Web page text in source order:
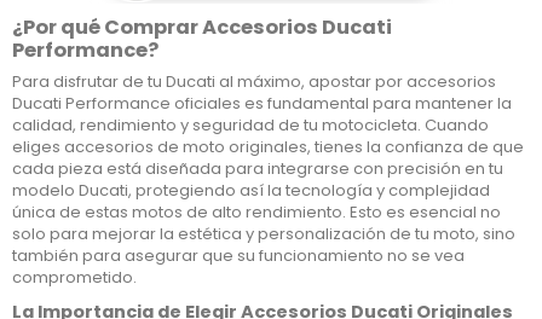
¿Por qué Comprar Accesorios Ducati
Performance?
Para disfrutar de tu Ducati al máximo, apostar por accesorios
Ducati Performance oficiales es fundamental para mantener la
calidad, rendimiento y seguridad de tu motocicleta. Cuando
eliges accesorios de moto originales, tienes la confianza de que
cada pieza está diseñada para integrarse con precisión en tu
modelo Ducati, protegiendo así la tecnología y complejidad
única de estas motos de alto rendimiento. Esto es esencial no
solo para mejorar la estética y personalización de tu moto, sino
también para asegurar que su funcionamiento no se vea
comprometido.
La Importancia de Elegir Accesorios Ducati Originales